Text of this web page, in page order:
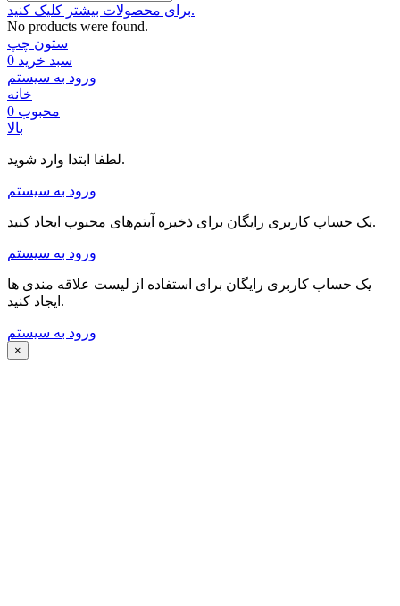
برای محصولات بیشتر کلیک کنید.
No products were found.
ستون چپ
سبد خرید 0
ورود به سیستم
خانه
محبوب 0
بالا
لطفا ابتدا وارد شوید.
ورود به سیستم
یک حساب کاربری رایگان برای ذخیره آیتم‌های محبوب ایجاد کنید.
ورود به سیستم
یک حساب کاربری رایگان برای استفاده از لیست علاقه مندی ها
ایجاد کنید.
ورود به سیستم
×